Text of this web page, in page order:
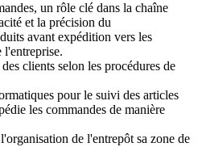
un rôle clé dans la chaîne
et la précision du
avant expédition vers les
l'entreprise.
clients selon les procédures de
pour le suivi des articles
les commandes de manière
de l'entrepôt sa zone de